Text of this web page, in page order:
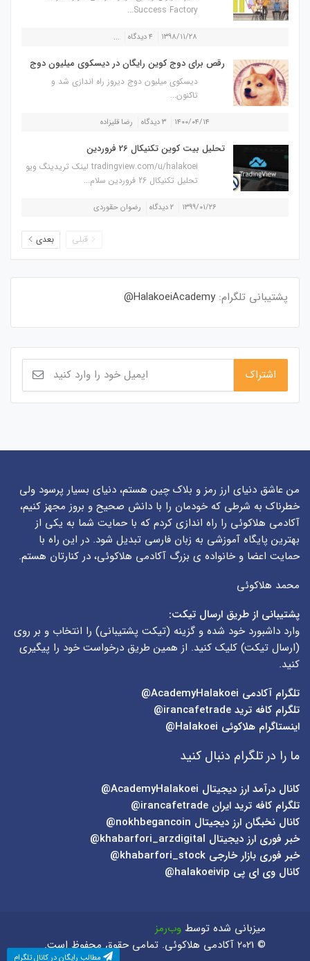
Success Factory...
۱۳۹۸/۱۱/۲۸ ۴ دیدگاه ...
رقص برای دوج کوین رایگان در دیسکوی میلیون دوج
دیسکوی میلیون دوج دیروز راه اندازی شد و
تاکنون...
۱۴۰۰/۰۴/۱۴ ۳ دیدگاه رضا قلیزاده
تحلیل بیت کوین تکنیکال 26 فروردین
tradingview.com/u/halakoei لینک تریدینگ ویو
تحلیل تکنیکال 26 فروردین سلام...
۱۳۹۹/۰۱/۲۶ ۲ دیدگاه رضوان حقوردی
قبلی بعدی
پشتیبانی تلگرام: HalakoeiAcademy@
من عاشق دنیای ارز رمز و بلاک چین هستم، دنیای بسیار پرسود ولی
خطرناک به شرطی که خودمان را با دانش صحیح و بروز مجهز کنیم،
آکادمی هلاکوئی را راه اندازی کردم که با حمایت شما به یکی از
بهترین پایگاه آموزشی به زبان فارسی تبدیل شود. در این راه با
حمایت اعضا و خانواده ی بزرگ آکادمی هلاکوئی، در کنارتان هستم.
محمد هلاکوئی
پشتیبانی از طریق ارسال تیکت:
وارد داشبورد خود شده و گزینه (تیکت پشتیبانی) را انتخاب و بر روی
(ارسال تیکت) کلیک کنید. از همین طریق درخواست خود را پیگیری
کنید.
تلگرام آکادمی
تلگرام کافه ترید irancafetrade@
اینستاگرام هلاکوئی Halakoei@
ما را در تلگرام دنبال کنید
کانال درآمد ارز دیجیتال AcademyHalakoei@
تلگرام کافه ترید ایران irancafetrade@
کانال نخبگان ارز دیجیتال nokhbegancoin@
خبر فوری ارز دیجیتال khabarfori_arzdigital@
خبر فوری بازار خارجی khabarfori_stock@
کانال وی ای پی halakoeivip@
میزبانی شده توسط وب‌رمز
© 2021 آکادمی هلاکوئی. تمامی حقوق محفوظ است.
مطالب رایگان در کانال تلگرام